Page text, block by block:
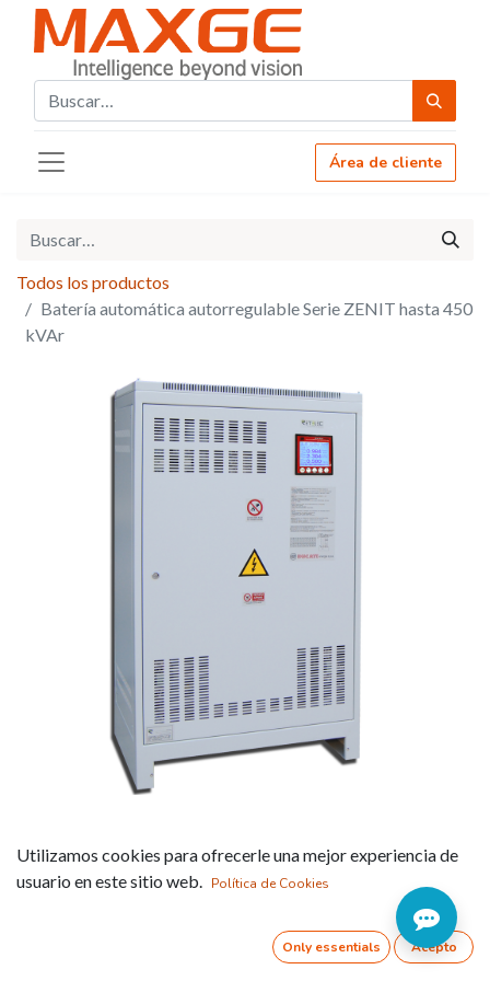
Área de cliente
Todos los productos
Batería automática autorregulable Serie ZENIT hasta 450
kVAr
Batería automática
autorregulable Serie ZENIT
Utilizamos cookies para ofrecerle una mejor experiencia de
usuario en este sitio web. Política de Cookies
Only essentials Acepto